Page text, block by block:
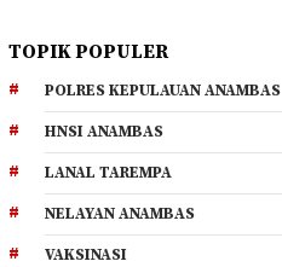
TOPIK POPULER
POLRES KEPULAUAN ANAMBAS
HNSI ANAMBAS
LANAL TAREMPA
NELAYAN ANAMBAS
VAKSINASI